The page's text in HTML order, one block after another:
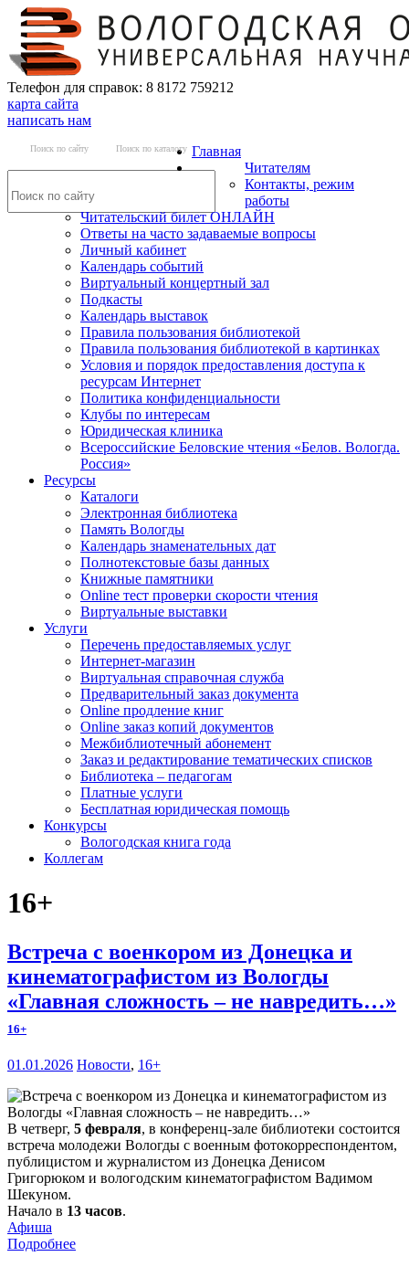
Телефон для справок: 8 8172 759212
карта сайта
написать нам
Поиск по сайту Поиск по каталогу Главная
Читателям
Контакты, режим
работы
Читательский билет ОНЛАЙН
Ответы на часто задаваемые вопросы
Личный кабинет
Календарь событий
Виртуальный концертный зал
Подкасты
Календарь выставок
Правила пользования библиотекой
Правила пользования библиотекой в картинках
Условия и порядок предоставления доступа к
ресурсам Интернет
Политика конфиденциальности
Клубы по интересам
Юридическая клиника
Всероссийские Беловские чтения «Белов. Вологда.
Россия»
Ресурсы
Каталоги
Электронная библиотека
Память Вологды
Календарь знаменательных дат
Полнотекстовые базы данных
Книжные памятники
Online тест проверки скорости чтения
Виртуальные выставки
Услуги
Перечень предоставляемых услуг
Интернет-магазин
Виртуальная справочная служба
Предварительный заказ документа
Online продление книг
Online заказ копий документов
Межбиблиотечный абонемент
Заказ и редактирование тематических списков
Библиотека – педагогам
Платные услуги
Бесплатная юридическая помощь
Конкурсы
Вологодская книга года
Коллегам
16+
Встреча с военкором из Донецка и
кинематографистом из Вологды
«Главная сложность – не навредить…»
16+
01.01.2026 Новости, 16+
В четверг, 5 февраля, в конференц-зале библиотеки состоится
встреча молодежи Вологды с военным фотокорреспондентом,
публицистом и журналистом из Донецка Денисом
Григорюком и вологодским кинематографистом Вадимом
Шекуном.
Начало в 13 часов.
Афиша
Подробнее